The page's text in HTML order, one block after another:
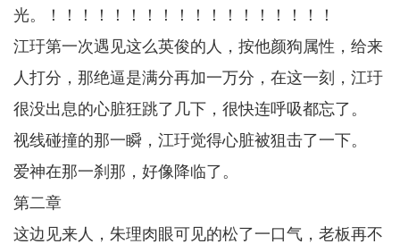
光。！！！！！！！！！！！！！！！！！！
江玗第一次遇见这么英俊的人，按他颜狗属性，给来
人打分，那绝逼是满分再加一万分，在这一刻，江玗
很没出息的心脏狂跳了几下，很快连呼吸都忘了。
视线碰撞的那一瞬，江玗觉得心脏被狙击了一下。
爱神在那一刹那，好像降临了。
第二章
这边见来人，朱理肉眼可见的松了一口气，老板再不